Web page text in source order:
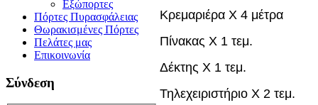
Εξώπορτες
Πόρτες Πυρασφάλειας
Θωρακισμένες Πόρτες
Πελάτες μας
Επικοινωνία
Σύνδεση
Κρεμαριέρα Χ 4 μέτρα
Πίνακας Χ 1 τεμ.
Δέκτης Χ 1 τεμ.
Τηλεχειριστήριο Χ 2 τεμ.